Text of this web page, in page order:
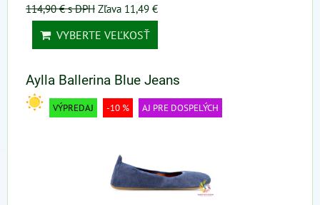
114,90 €s DPH Zľava 11,49 €
VYBERTE VEĽKOSŤ
Aylla Ballerina Blue Jeans
VÝPREDAJ -10 % AJ PRE DOSPELÝCH